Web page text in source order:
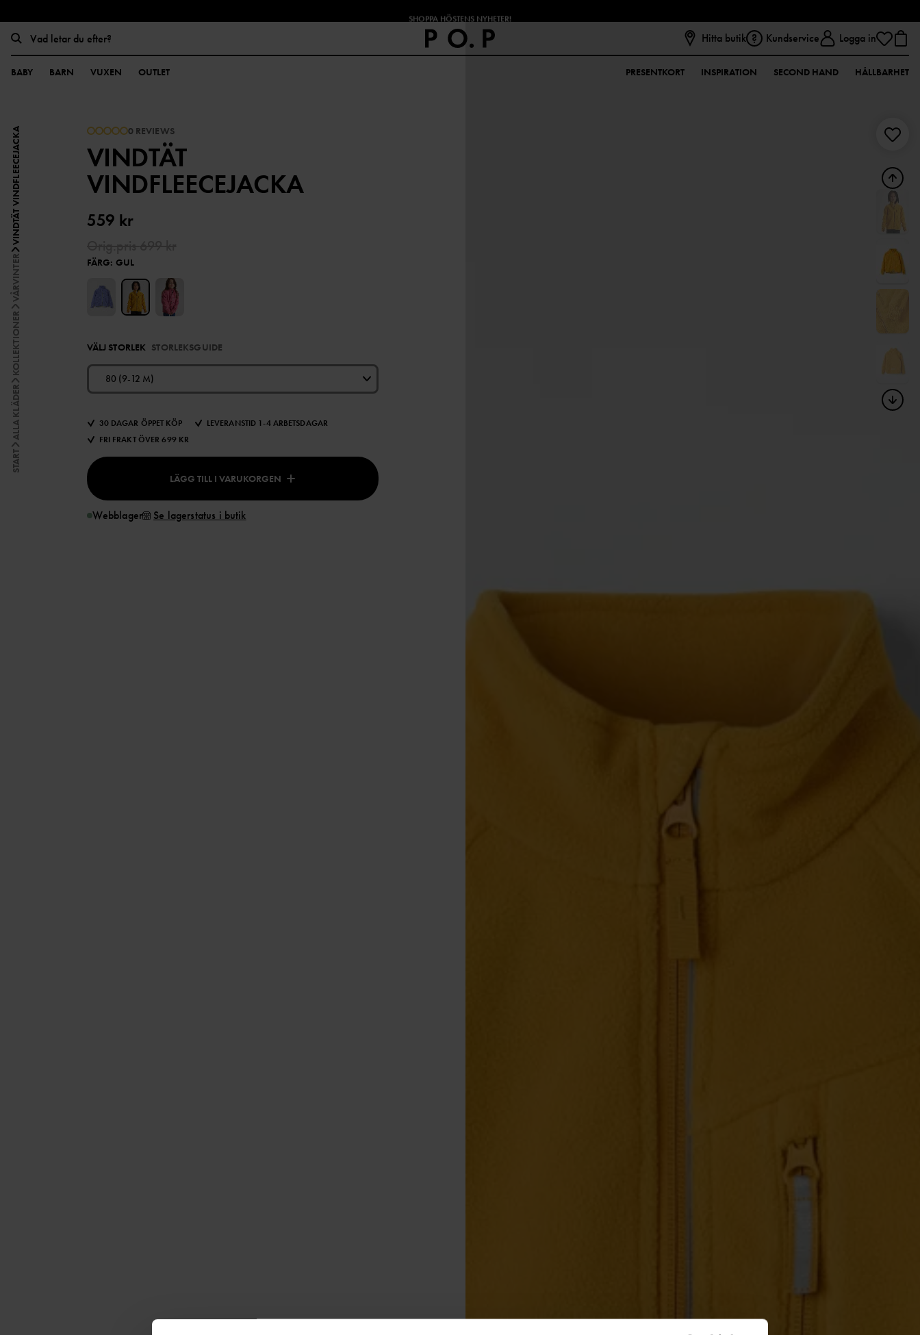
Hitta butik Kundservice Logga in
BABY BARN VUXEN OUTLET PRESENTKORT INSPIRATION SECOND HAND HÅLLBARHET
START
ALLA KLÄDER
KOLLEKTIONER
VÅRVINTER
VINDTÄT VINDFLEECEJACKA 0 REVIEWS
VINDTÄT
VINDFLEECEJACKA
559 kr
FÄRG: GUL
VÄLJ STORLEK STORLEKSGUIDE
80 (9-12 M)
30 DAGAR ÖPPET KÖP
LEVERANSTID 1-4 ARBETSDAGAR
FRI FRAKT ÖVER 699 KR
LÄGG TILL I VARUKORGEN
Webblager Se lagerstatus i butik